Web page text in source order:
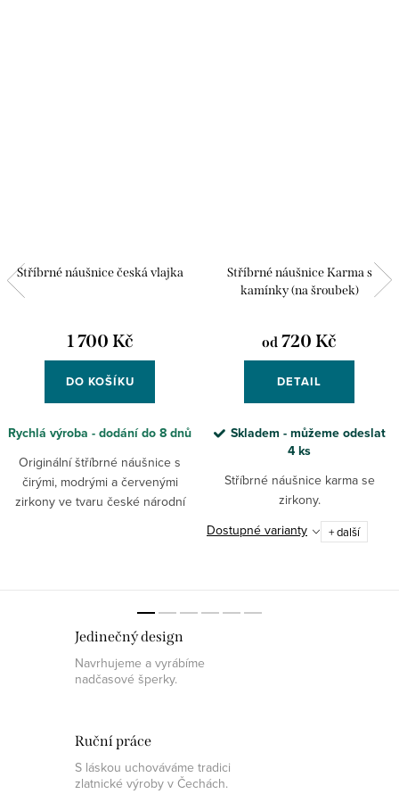
Stříbrné náušnice česká vlajka
1 700 Kč
DO KOŠÍKU
Rychlá výroba - dodání do 8 dnů
Originální štříbrné náušnice s
čirými, modrými a červenými
zirkony ve tvaru české národní
Stříbrné náušnice Karma s
kamínky (na šroubek)
od 720 Kč
DETAIL
Skladem - můžeme odeslat
4 ks
Stříbrné náušnice karma se
zirkony.
Dostupné varianty
+ další
Jedinečný design
Navrhujeme a vyrábíme
nadčasové šperky.
Ruční práce
S láskou uchováváme tradici
zlatnické výroby v Čechách.